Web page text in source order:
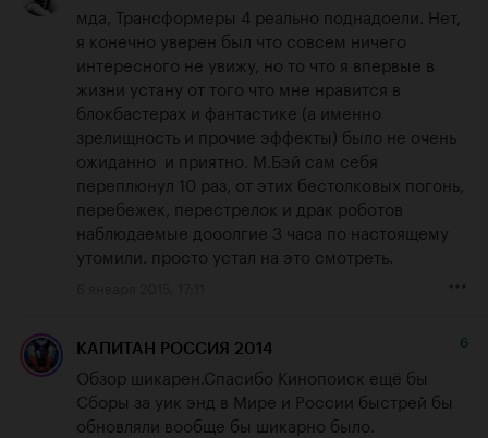
мда, Трансформеры 4 реально поднадоели. Нет,
я конечно уверен был что совсем ничего
интересного не увижу, но то что я впервые в
жизни устану от того что мне нравится в
блокбастерах и фантастике (а именно
зрелищность и прочие эффекты) было не очень
ожиданно  и приятно. М.Бэй сам себя
переплюнул 10 раз, от этих бестолковых погонь,
перебежек, перестрелок и драк роботов
наблюдаемые дооолгие 3 часа по настоящему
утомили. просто устал на это смотреть.
КАПИТАН РОССИЯ 2014 6
Обзор шикарен.Спасибо Кинопоиск ещё бы
Сборы за уик энд в Мире и России быстрей бы
обновляли вообще бы шикарно было.